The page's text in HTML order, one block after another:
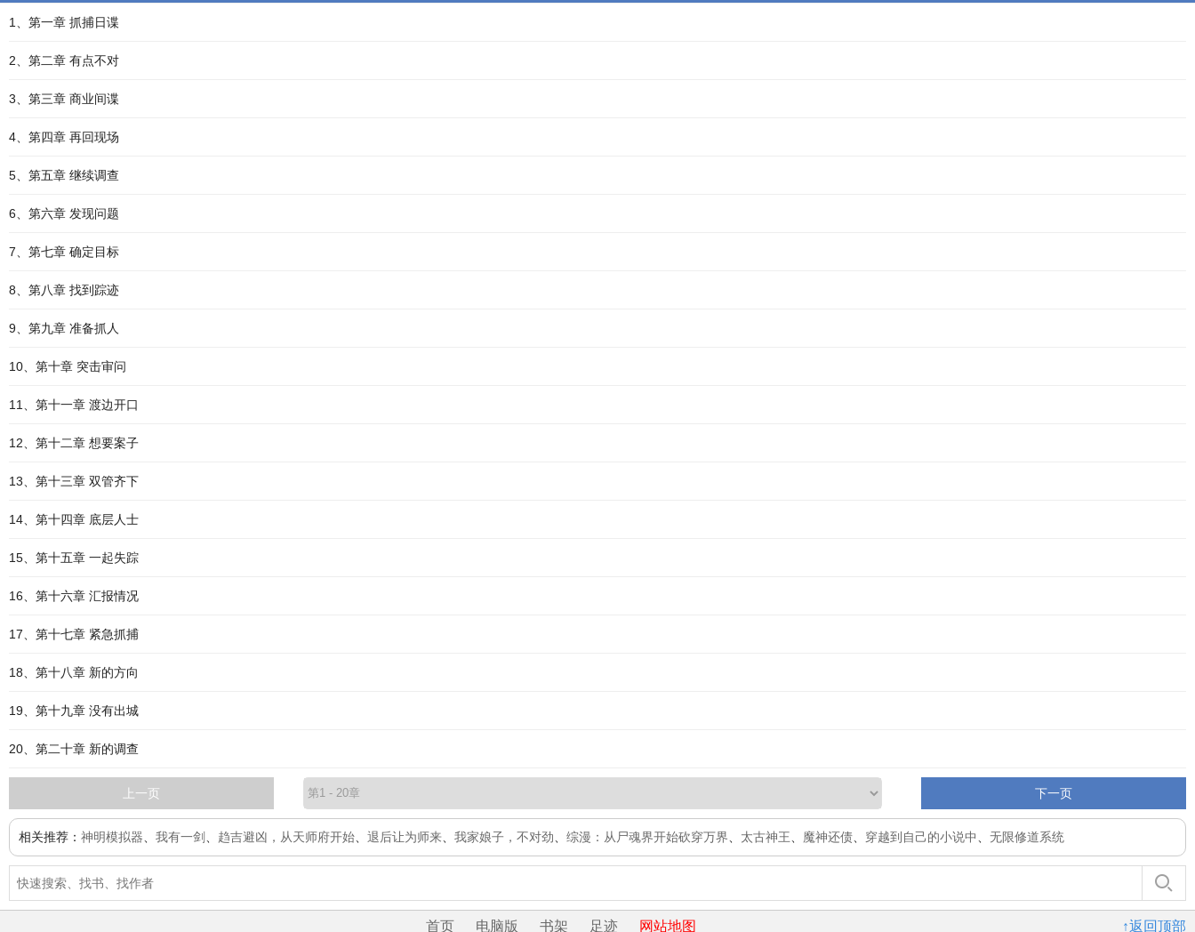
1、第一章 抓捕日谍
2、第二章 有点不对
3、第三章 商业间谍
4、第四章 再回现场
5、第五章 继续调查
6、第六章 发现问题
7、第七章 确定目标
8、第八章 找到踪迹
9、第九章 准备抓人
10、第十章 突击审问
11、第十一章 渡边开口
12、第十二章 想要案子
13、第十三章 双管齐下
14、第十四章 底层人士
15、第十五章 一起失踪
16、第十六章 汇报情况
17、第十七章 紧急抓捕
18、第十八章 新的方向
19、第十九章 没有出城
20、第二十章 新的调查
上一页 下一页
相关推荐： 神明模拟器 我有一剑 趋吉避凶，从天师府开始 退后让为师来 我家娘子，不对劲 综漫：从尸魂界开始砍穿万界 太古神王 魔神还债 穿越到自己的小说中 无限修道系统
↑返回顶部
首页 电脑版 书架 足迹 网站地图